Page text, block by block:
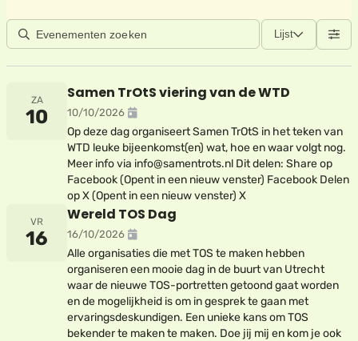
Lijst
ZA
10
Samen TrOtS viering van de WTD
10/10/2026
Op deze dag organiseert Samen TrOtS in het teken van
WTD leuke bijeenkomst(en) wat, hoe en waar volgt nog.
Meer info via info@samentrots.nl Dit delen: Share op
Facebook (Opent in een nieuw venster) Facebook Delen
op X (Opent in een nieuw venster) X
VR
16
Wereld TOS Dag
16/10/2026
Alle organisaties die met TOS te maken hebben
organiseren een mooie dag in de buurt van Utrecht
waar de nieuwe TOS-portretten getoond gaat worden
en de mogelijkheid is om in gesprek te gaan met
ervaringsdeskundigen. Een unieke kans om TOS
bekender te maken te maken. Doe jij mij en kom je ook